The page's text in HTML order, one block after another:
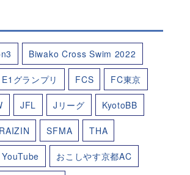
Biwako Cross Swim 2022
E1グランプリ FCS FC東京
JFL Jリーグ KyotoBB
RAIZIN SFMA THA
YouTube おこしやす京都AC